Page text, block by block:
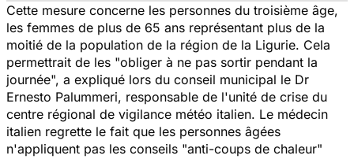
Cette mesure concerne les personnes du troisième âge,
les femmes de plus de 65 ans représentant plus de la
moitié de la population de la région de la Ligurie. Cela
permettrait de les "obliger à ne pas sortir pendant la
journée", a expliqué lors du conseil municipal le Dr
Ernesto Palummeri, responsable de l'unité de crise du
centre régional de vigilance météo italien. Le médecin
italien regrette le fait que les personnes âgées
n'appliquent pas les conseils "anti-coups de chaleur"